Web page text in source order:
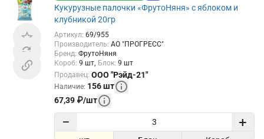
Кукурузные палочки «ФрутоНяня» с яблоком и
клубникой 20гр
Артикул: 69/955
Производитель: АО "ПРОГРЕСС"
Бренд: ФрутоНяня
Короб: 9 шт Блок: 9 шт
Продавец: ООО "Рэйд-21"
Наличие: 156шт
67,39 ₽/шт
− +